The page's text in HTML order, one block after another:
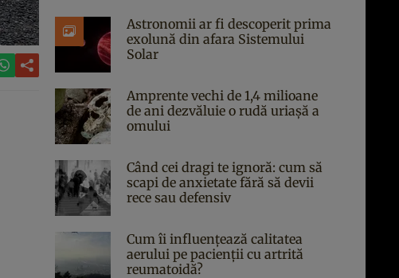
Astronomii ar fi descoperit prima
exolună din afara Sistemului
Solar
Amprente vechi de 1,4 milioane
de ani dezvăluie o rudă uriașă a
omului
Când cei dragi te ignoră: cum să
scapi de anxietate fără să devii
rece sau defensiv
Cum îi influențează calitatea
aerului pe pacienții cu artrită
reumatoidă?